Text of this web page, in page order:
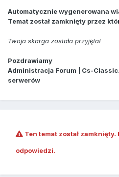
Automatycznie wygenerowana
Temat został zamknięty przez
Twoja skarga została przyjęta!
Pozdrawiamy
Administracja Forum | Cs-
serwerów
Ten temat został
odpowiedzi.